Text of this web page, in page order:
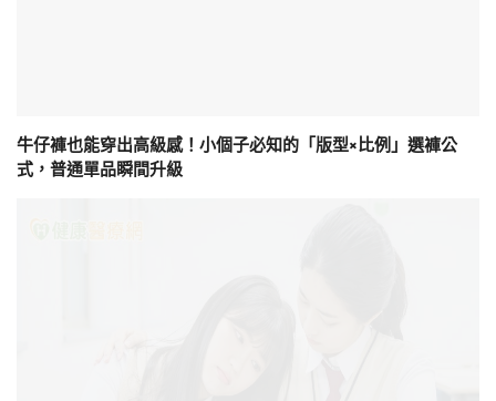
牛仔褲也能穿出高級感！小個子必知的「版型×比例」選褲公
式，普通單品瞬間升級